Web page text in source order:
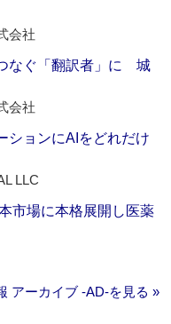
会社
なぐ「翻訳者」に 城
会社
ションにAIをどれだけ
LLC
市場に本格展開し医薬
アーカイブ ‐AD‐を見る »